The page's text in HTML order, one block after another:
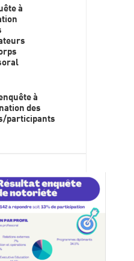
à
à
des
participants